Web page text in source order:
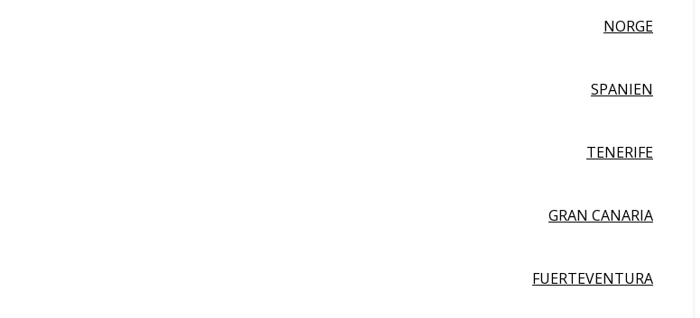
NORGE
SPANIEN
TENERIFE
GRAN CANARIA
FUERTEVENTURA